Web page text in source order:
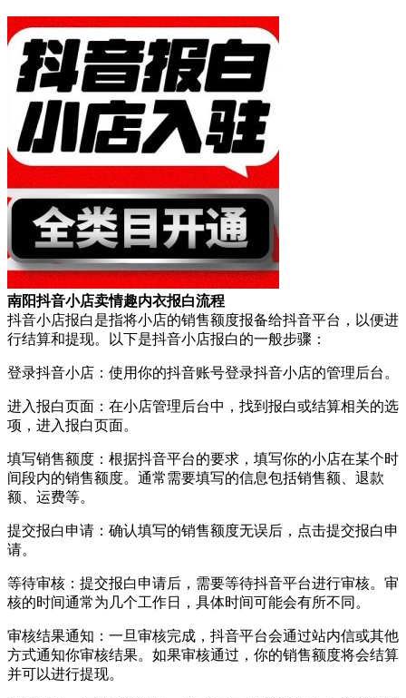
南阳抖音小店卖情趣内衣报白流程
抖音小店报白是指将小店的销售额度报备给抖音平台，以便进
行结算和提现。以下是抖音小店报白的一般步骤：
登录抖音小店：使用你的抖音账号登录抖音小店的管理后台。
进入报白页面：在小店管理后台中，找到报白或结算相关的选
项，进入报白页面。
填写销售额度：根据抖音平台的要求，填写你的小店在某个时
间段内的销售额度。通常需要填写的信息包括销售额、退款
额、运费等。
提交报白申请：确认填写的销售额度无误后，点击提交报白申
请。
等待审核：提交报白申请后，需要等待抖音平台进行审核。审
核的时间通常为几个工作日，具体时间可能会有所不同。
审核结果通知：一旦审核完成，抖音平台会通过站内信或其他
方式通知你审核结果。如果审核通过，你的销售额度将会结算
并可以进行提现。